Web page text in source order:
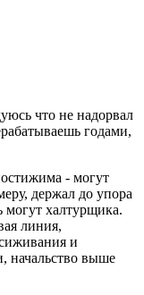
что не надорвал
годами,
- могут
держал до упора
могут халтурщика.
линия,
и
начальство выше